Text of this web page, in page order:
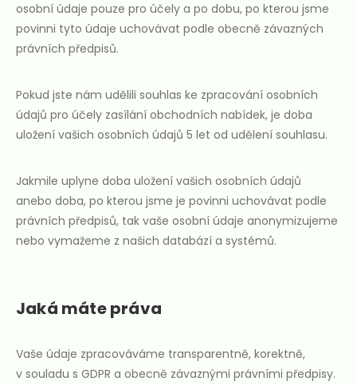
osobní údaje pouze pro účely a po dobu, po kterou jsme
povinni tyto údaje uchovávat podle obecně závazných
právních předpisů.
Pokud jste nám udělili souhlas ke zpracování osobních
údajů pro účely zasílání obchodních nabídek, je doba
uložení vašich osobních údajů 5 let od udělení souhlasu.
Jakmile uplyne doba uložení vašich osobních údajů
anebo doba, po kterou jsme je povinni uchovávat podle
právních předpisů, tak vaše osobní údaje anonymizujeme
nebo vymažeme z našich databází a systémů.
Jaká máte práva
Vaše údaje zpracováváme transparentně, korektně,
v souladu s GDPR a obecně závaznými právními předpisy.